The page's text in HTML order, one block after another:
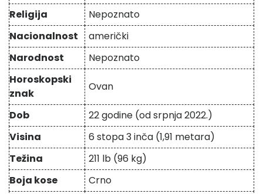
Religija
Nepoznato
Nacionalnost
američki
Narodnost
Nepoznato
Horoskopski
znak
Ovan
Dob
22 godine (od srpnja 2022.)
Visina
6 stopa 3 inča (1,91 metara)
Težina
211 lb (96 kg)
Boja kose
Crno